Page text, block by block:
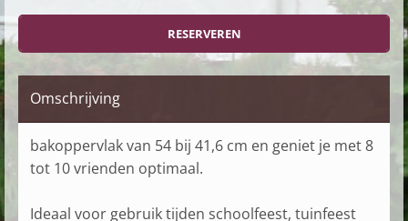
Omschrijving
bakoppervlak van 54 bij 41,6 cm en geniet je met 8
tot 10 vrienden optimaal.
Ideaal voor gebruik tijden schoolfeest, tuinfeest